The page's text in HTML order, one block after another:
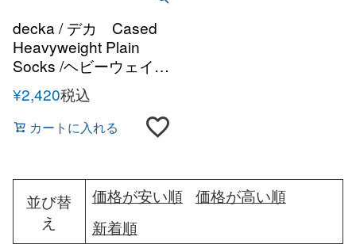
decka / デカ Cased
Heavyweight Plain
Socks /ヘビーウェイト
プレーン リブソックス
靴下【国内正規品】
¥2,420税込
カートに入れる
並び替
え
価格が安い順
価格が高い順
新着順